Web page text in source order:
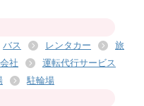
バス レンタカー
旅
社
運転代行サービス
駐輪場